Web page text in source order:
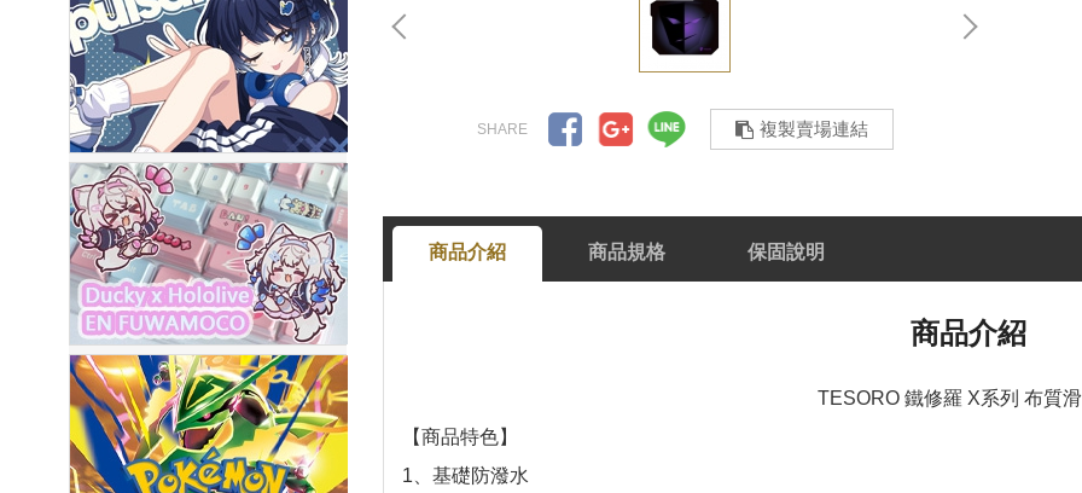
複製賣場連結
商品介紹 商品規格 保固說明
商品介紹
TESORO 鐵修羅 X系列 布質
【商品特色】
1、基礎防潑水